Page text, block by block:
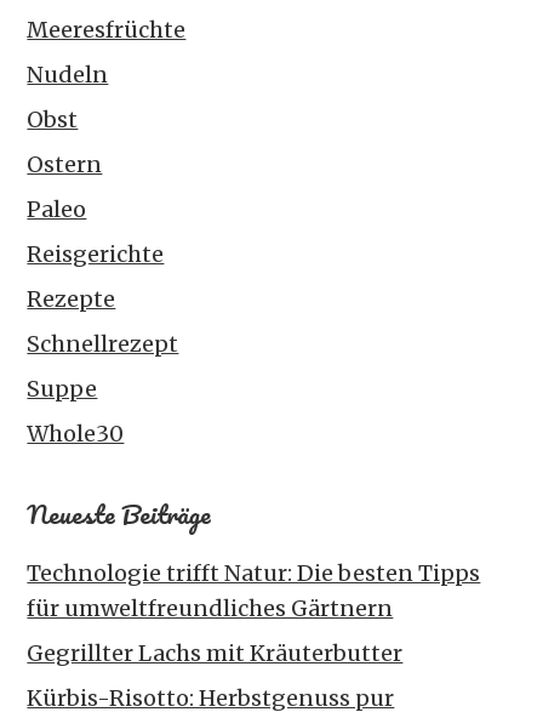
Meeresfrüchte
Nudeln
Obst
Ostern
Paleo
Reisgerichte
Rezepte
Schnellrezept
Suppe
Whole30
Neueste Beiträge
Technologie trifft Natur: Die besten Tipps
für umweltfreundliches Gärtnern
Gegrillter Lachs mit Kräuterbutter
Kürbis-Risotto: Herbstgenuss pur